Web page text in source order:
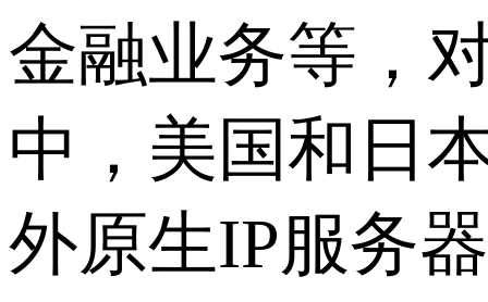
金融业务等，
中，美国和日
外原生IP服务